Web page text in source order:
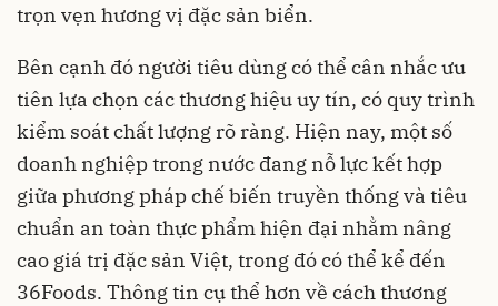
trọn vẹn hương vị đặc sản biển.
Bên cạnh đó người tiêu dùng có thể cân nhắc ưu
tiên lựa chọn các thương hiệu uy tín, có quy trình
kiểm soát chất lượng rõ ràng. Hiện nay, một số
doanh nghiệp trong nước đang nỗ lực kết hợp
giữa phương pháp chế biến truyền thống và tiêu
chuẩn an toàn thực phẩm hiện đại nhằm nâng
cao giá trị đặc sản Việt, trong đó có thể kể đến
36Foods. Thông tin cụ thể hơn về cách thương